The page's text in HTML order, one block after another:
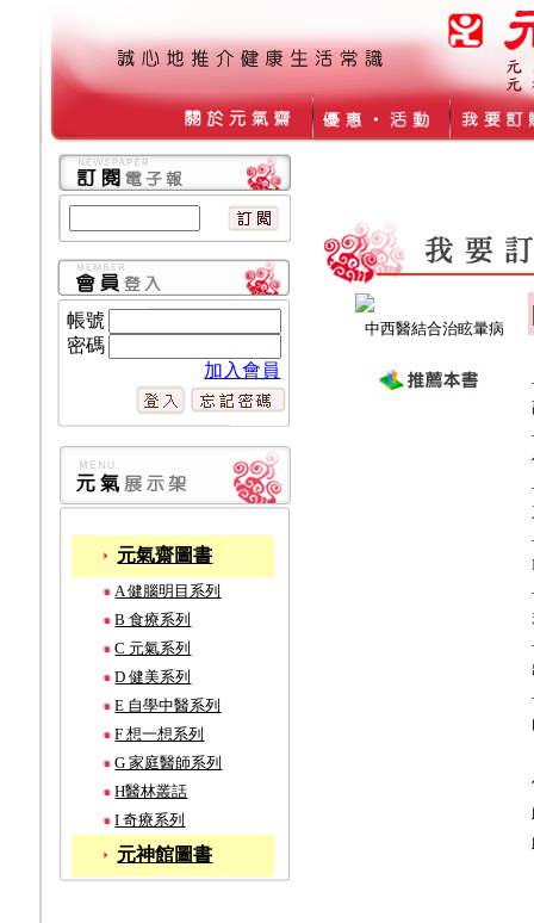
帳號
密碼
加入會員
元氣齋圖書
A 健腦明目系列
B 食療系列
C 元氣系列
D 健美系列
E 自學中醫系列
F 想一想系列
G 家庭醫師系列
H醫林叢話
I 奇療系列
元神館圖書
中西醫結合治眩暈病